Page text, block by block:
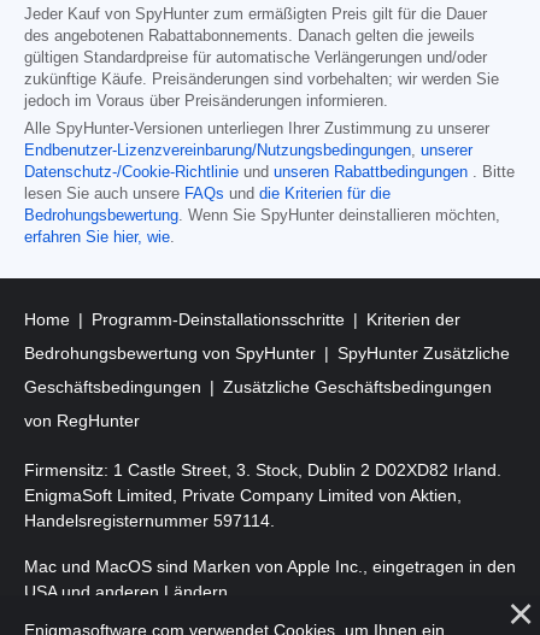
Jeder Kauf von SpyHunter zum ermäßigten Preis gilt für die Dauer
des angebotenen Rabattabonnements. Danach gelten die jeweils
gültigen Standardpreise für automatische Verlängerungen und/oder
zukünftige Käufe. Preisänderungen sind vorbehalten; wir werden Sie
jedoch im Voraus über Preisänderungen informieren.
Alle SpyHunter-Versionen unterliegen Ihrer Zustimmung zu unserer
Endbenutzer-Lizenzvereinbarung/Nutzungsbedingungen, unserer
Datenschutz-/Cookie-Richtlinie und unseren Rabattbedingungen . Bitte
lesen Sie auch unsere FAQs und die Kriterien für die
Bedrohungsbewertung. Wenn Sie SpyHunter deinstallieren möchten,
erfahren Sie hier, wie.
Home Programm-Deinstallationsschritte
Kriterien der
Bedrohungsbewertung von SpyHunter
SpyHunter Zusätzliche
Geschäftsbedingungen
Zusätzliche Geschäftsbedingungen
von RegHunter
Firmensitz: 1 Castle Street, 3. Stock, Dublin 2 D02XD82 Irland.
EnigmaSoft Limited, Private Company Limited von Aktien,
Handelsregisternummer 597114.
Mac und MacOS sind Marken von Apple Inc., eingetragen in den
USA und anderen Ländern.
Enigmasoftware.com verwendet Cookies, um Ihnen ein